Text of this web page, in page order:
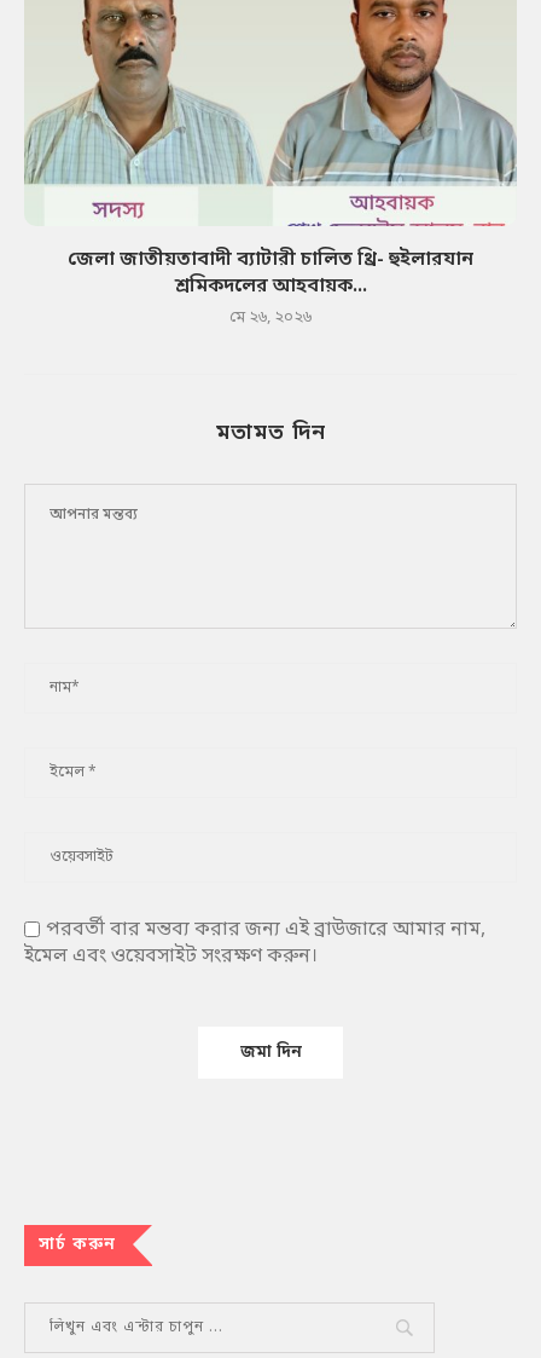
জেলা জাতীয়তাবাদী ব্যাটারী চালিত থ্রি- হুইলারযান
শ্রমিকদলের আহবায়ক...
মে ২৬, ২০২৬
মতামত দিন
পরবর্তী বার মন্তব্য করার জন্য এই ব্রাউজারে আমার নাম,
ইমেল এবং ওয়েবসাইট সংরক্ষণ করুন।
সার্চ করুন